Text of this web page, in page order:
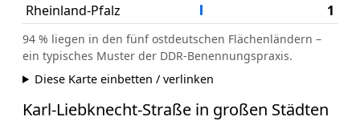
Rheinland-Pfalz
1
94 % liegen in den fünf ostdeutschen Flächenländern –
ein typisches Muster der DDR-Benennungspraxis.
Diese Karte einbetten / verlinken
Karl-Liebknecht-Straße in großen Städten